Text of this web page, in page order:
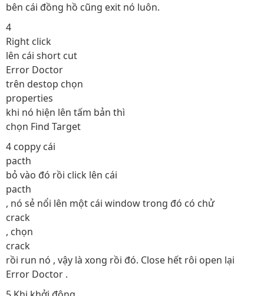
bên cái đồng hồ cũng exit nó luôn.
4
Right click
lên cái short cut
Error Doctor
trên destop chọn
properties
khi nó hiện lên tấm bản thì
chọn Find Target
4 coppy cái
pacth
bỏ vào đó rồi click lên cái
pacth
, nó sẻ nổi lên một cái window trong đó có chử
crack
, chọn
crack
rồi run nó , vậy là xong rồi đó. Close hết rôi open lại
Error Doctor .